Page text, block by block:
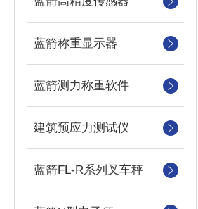
蓝箭称重显示器
蓝箭测力称重软件
建筑预应力测试仪
蓝箭FL-R系列叉车秤